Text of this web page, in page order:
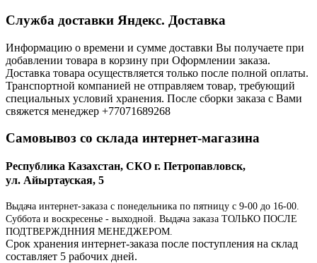
Служба доставки Яндекс. Доставка
Информацию о времени и сумме доставки Вы получаете при
добавлении товара в корзину при Оформлении заказа.
Доставка товара осуществляется только после полной оплаты.
Транспортной компанией не отправляем товар, требующий
специальных условий хранения. После сборки заказа с Вами
свяжется менеджер +77071689268
Самовывоз со склада интернет-магазина
Республика Казахстан, СКО г. Петропавловск,
ул. Айыртауская, 5
Выдача интернет-заказа с понедельника по пятницу с 9-00 до 16-00.
Суббота и воскресенье - выходной. Выдача заказа ТОЛЬКО ПОСЛЕ
ПОДТВЕРЖДННИЯ МЕНЕДЖЕРОМ.
Срок хранения интернет-заказа после поступления на склад
составляет 5 рабочих дней.